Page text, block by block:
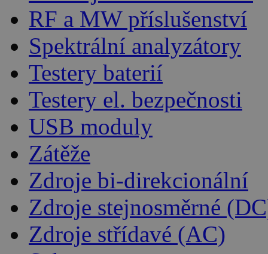
RF a MW příslušenství
Spektrální analyzátory
Testery baterií
Testery el. bezpečnosti
USB moduly
Zátěže
Zdroje bi-direkcionální
Zdroje stejnosměrné
Zdroje střídavé (AC)